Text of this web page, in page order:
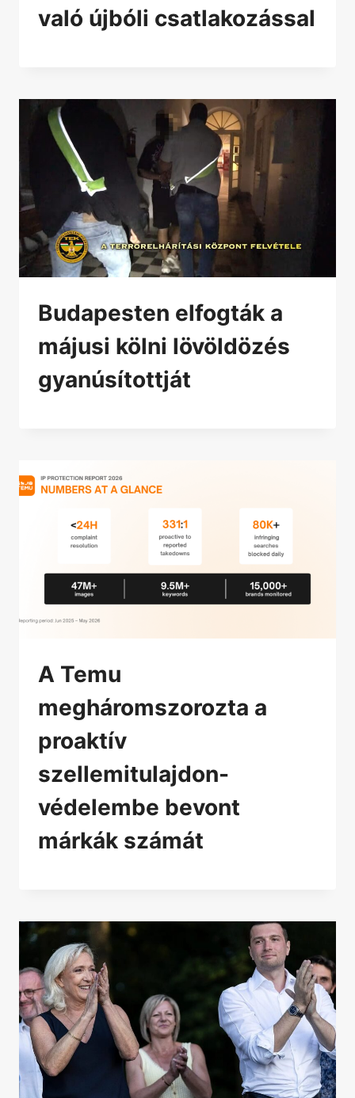
való újbóli csatlakozással
Budapesten elfogták a
májusi kölni lövöldözés
gyanúsítottját
A Temu
megháromszorozta a
proaktív
szellemitulajdon-
védelembe bevont
márkák számát